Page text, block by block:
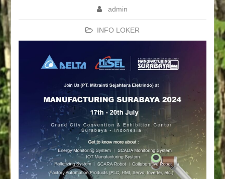
admin
INFO LOKER